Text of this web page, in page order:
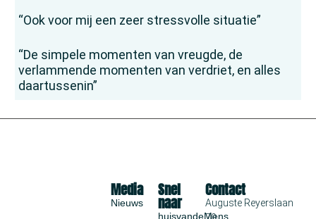
“Ook voor mij een zeer stressvolle situatie”
“De simpele momenten van vreugde, de
verlammende momenten van verdriet, en alles
daartussenin”
Snel
naar
huisvandeMens
Media
Nieuws
Contact
Auguste Reyerslaan